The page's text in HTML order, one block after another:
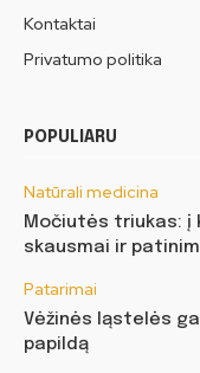
Kontaktai
Privatumo politika
POPULIARU
Natūrali medicina
Močiutės triukas: į
skausmai ir
Patarimai
Vėžinės ląstelės
papildą